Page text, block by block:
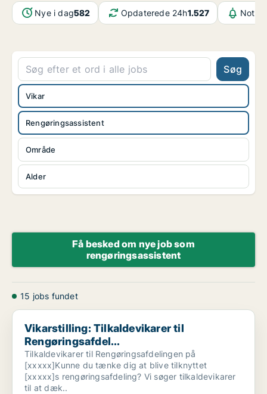
Nye i dag582 Opdaterede 24h1.527
Søg
Rengøringsassistent
Område
Alder
Vikar
Få besked om nye job som
rengøringsassistent
15 jobs fundet
Vikarstilling: Tilkaldevikarer til Rengøringsafdel...
Vikarstilling: Tilkaldevikarer til
Rengøringsafdel...
Tilkaldevikarer til Rengøringsafdelingen på
[xxxxx]Kunne du tænke dig at blive tilknyttet
[xxxxx]s rengøringsafdeling? Vi søger tilkaldevikarer
til at dæk..